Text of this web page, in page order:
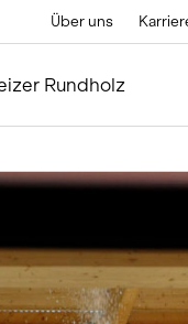
Über uns
im
Technik
Soletechnik
Steuerungstechnik
Mess- und
Wiegetechnik
Rundholz